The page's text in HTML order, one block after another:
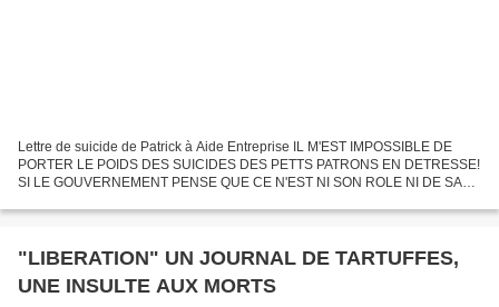
Lettre de suicide de Patrick à Aide Entreprise IL M'EST IMPOSSIBLE DE
PORTER LE POIDS DES SUICIDES DES PETTS PATRONS EN DETRESSE!
SI LE GOUVERNEMENT PENSE QUE CE N'EST NI SON ROLE NI DE SA
"LIBERATION" UN JOURNAL DE TARTUFFES,
UNE INSULTE AUX MORTS